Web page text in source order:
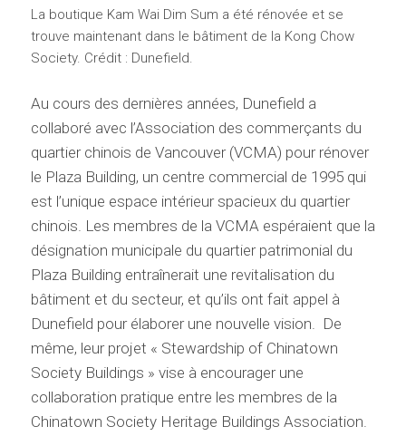
La boutique Kam Wai Dim Sum a été rénovée et se
trouve maintenant dans le bâtiment de la Kong Chow
Society. Crédit : Dunefield.
Au cours des dernières années, Dunefield a
collaboré avec l’Association des commerçants du
quartier chinois de Vancouver (VCMA) pour rénover
le Plaza Building, un centre commercial de 1995 qui
est l’unique espace intérieur spacieux du quartier
chinois. Les membres de la VCMA espéraient que la
désignation municipale du quartier patrimonial du
Plaza Building entraînerait une revitalisation du
bâtiment et du secteur, et qu’ils ont fait appel à
Dunefield pour élaborer une nouvelle vision. De
même, leur projet « Stewardship of Chinatown
Society Buildings » vise à encourager une
collaboration pratique entre les membres de la
Chinatown Society Heritage Buildings Association.